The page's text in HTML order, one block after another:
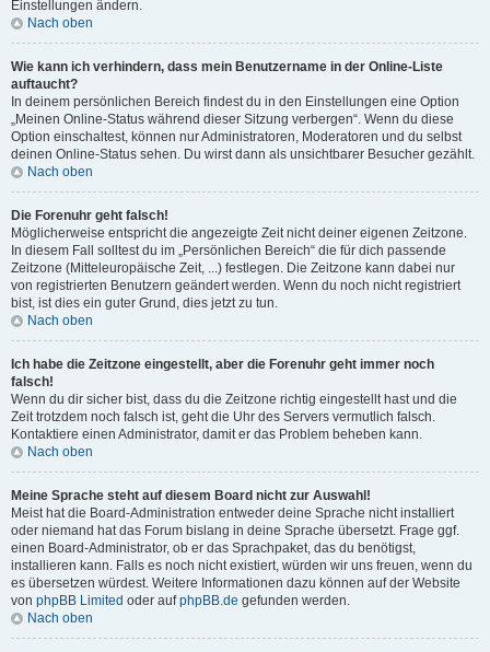
Einstellungen ändern.
Nach oben
Wie kann ich verhindern, dass mein Benutzername in der Online-Liste
auftaucht?
In deinem persönlichen Bereich findest du in den Einstellungen eine Option
„Meinen Online-Status während dieser Sitzung verbergen“. Wenn du diese
Option einschaltest, können nur Administratoren, Moderatoren und du selbst
deinen Online-Status sehen. Du wirst dann als unsichtbarer Besucher gezählt.
Nach oben
Die Forenuhr geht falsch!
Möglicherweise entspricht die angezeigte Zeit nicht deiner eigenen Zeitzone.
In diesem Fall solltest du im „Persönlichen Bereich“ die für dich passende
Zeitzone (Mitteleuropäische Zeit, ...) festlegen. Die Zeitzone kann dabei nur
von registrierten Benutzern geändert werden. Wenn du noch nicht registriert
bist, ist dies ein guter Grund, dies jetzt zu tun.
Nach oben
Ich habe die Zeitzone eingestellt, aber die Forenuhr geht immer noch
falsch!
Wenn du dir sicher bist, dass du die Zeitzone richtig eingestellt hast und die
Zeit trotzdem noch falsch ist, geht die Uhr des Servers vermutlich falsch.
Kontaktiere einen Administrator, damit er das Problem beheben kann.
Nach oben
Meine Sprache steht auf diesem Board nicht zur Auswahl!
Meist hat die Board-Administration entweder deine Sprache nicht installiert
oder niemand hat das Forum bislang in deine Sprache übersetzt. Frage ggf.
einen Board-Administrator, ob er das Sprachpaket, das du benötigst,
installieren kann. Falls es noch nicht existiert, würden wir uns freuen, wenn du
es übersetzen würdest. Weitere Informationen dazu können auf der Website
von phpBB Limited oder aufphpBB.de gefunden werden.
Nach oben